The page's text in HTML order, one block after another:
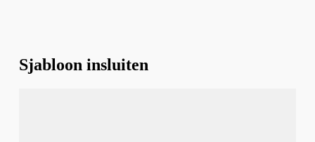
Sjabloon insluiten